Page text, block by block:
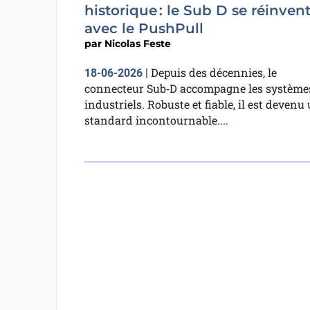
historique : le Sub D se
avec le PushPull
par Nicolas Feste
18-06-2026| Depuis des décennies, le
connecteur Sub‑D accompagne les
industriels. Robuste et fiable, il est devenu
standard incontournable....